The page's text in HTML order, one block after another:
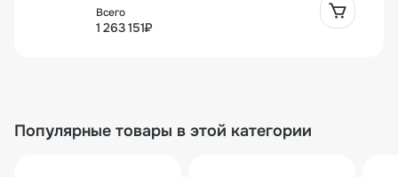
1 263 151₽
Популярные товары в этой категории